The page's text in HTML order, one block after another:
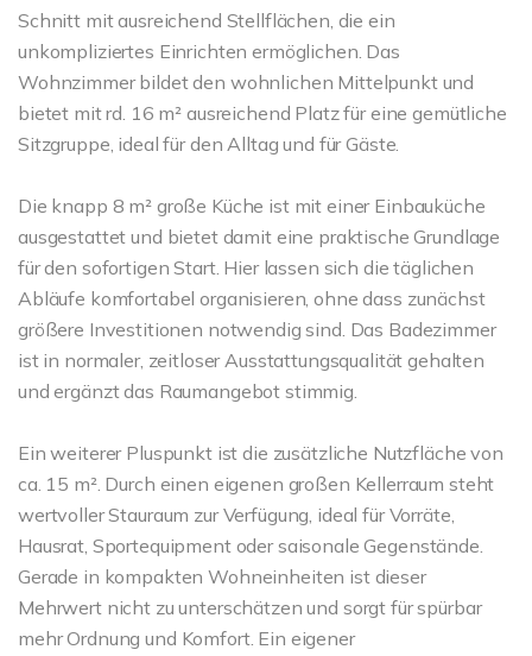
Schnitt mit ausreichend Stellflächen, die ein
unkompliziertes Einrichten ermöglichen. Das
Wohnzimmer bildet den wohnlichen Mittelpunkt und
bietet mit rd. 16 m² ausreichend Platz für eine gemütliche
Sitzgruppe, ideal für den Alltag und für Gäste.
Die knapp 8 m² große Küche ist mit einer Einbauküche
ausgestattet und bietet damit eine praktische Grundlage
für den sofortigen Start. Hier lassen sich die täglichen
Abläufe komfortabel organisieren, ohne dass zunächst
größere Investitionen notwendig sind. Das Badezimmer
ist in normaler, zeitloser Ausstattungsqualität gehalten
und ergänzt das Raumangebot stimmig.
Ein weiterer Pluspunkt ist die zusätzliche Nutzfläche von
ca. 15 m². Durch einen eigenen großen Kellerraum steht
wertvoller Stauraum zur Verfügung, ideal für Vorräte,
Hausrat, Sportequipment oder saisonale Gegenstände.
Gerade in kompakten Wohneinheiten ist dieser
Mehrwert nicht zu unterschätzen und sorgt für spürbar
mehr Ordnung und Komfort. Ein eigener